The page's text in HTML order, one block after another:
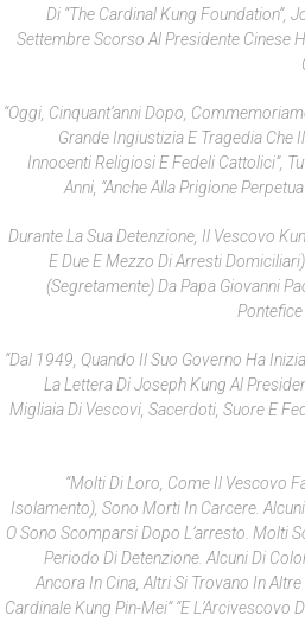
Di “The Cardinal Kung Foundation”,
Settembre Scorso Al Presidente Cinese
“Oggi, Cinquant’anni Dopo,
Grande Ingiustizia E Tragedia Che
Innocenti Religiosi E Fedeli Cattolici”,
Anni, “anche Alla Prigione
Durante La Sua Detenzione, Il Vescovo
E Due E Mezzo Di Arresti
(segretamente) Da Papa Giovanni
Pontefice
“Dal 1949, Quando Il Suo Governo Ha
La Lettera Di Joseph Kung Al
Migliaia Di Vescovi, Sacerdoti, Suore E
“Molti Di Loro, Come Il Vescovo
Isolamento), Sono Morti In Carcere.
O Sono Scomparsi Dopo L’arresto. Molti
Periodo Di Detenzione. Alcuni Di
Ancora In Cina, Altri Si Trovano In
Cardinale Kung Pin-Mei” “e L’Arcivescovo